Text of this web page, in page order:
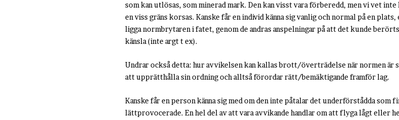
som kan utlösas, som minerad mark. Den kan visst vara förberedd, men vi vet
en viss gräns korsas. Kanske får en individ känna sig vanlig och normal på en
ligga normbrytaren i fatet, genom de andras anspelningar på att det kunde
känsla (inte argt t ex).
Undrar också detta: hur avvikelsen kan kallas brott/överträdelse när normen
att upprätthålla sin ordning och alltså förordar rätt/bemäktigande framför lag.
Kanske får en person känna sig med om den inte påtalar det underförstådda
lättprovocerade. En hel del av att vara avvikande handlar om att flyga lågt eller